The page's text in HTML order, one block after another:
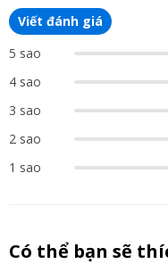
Viết đánh giá
5 sao
4 sao
3 sao
2 sao
1 sao
Có thể bạn sẽ